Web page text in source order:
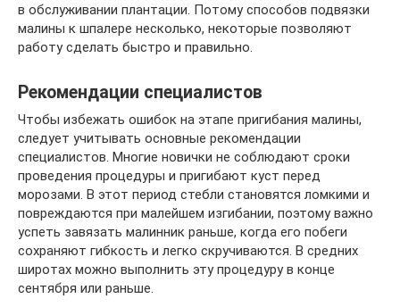
в обслуживании плантации. Потому способов подвязки
малины к шпалере несколько, некоторые позволяют
работу сделать быстро и правильно.
Рекомендации специалистов
Чтобы избежать ошибок на этапе пригибания малины,
следует учитывать основные рекомендации
специалистов. Многие новички не соблюдают сроки
проведения процедуры и пригибают куст перед
морозами. В этот период стебли становятся ломкими и
повреждаются при малейшем изгибании, поэтому важно
успеть завязать малинник раньше, когда его побеги
сохраняют гибкость и легко скручиваются. В средних
широтах можно выполнить эту процедуру в конце
сентября или раньше.